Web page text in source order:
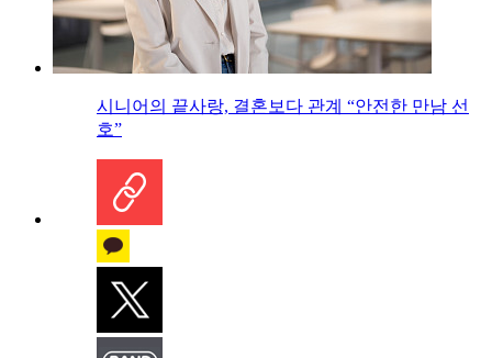
시니어의 끝사랑, 결혼보다 관계 “안전한 만남 선
호”